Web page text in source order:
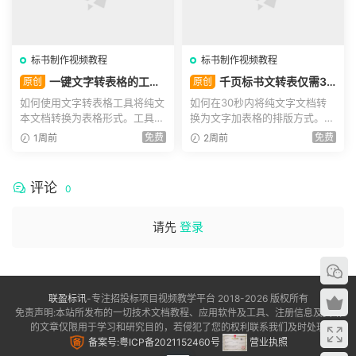
标书制作视频教程
原创
一键文字转表格的工
具，标书一键排版工具使用教
程
如何使用文字转表格工具将纯文
本文档转换为表格形式。工具提
供两种排版模式：a排版...
1周前 免费
标书制作视频教程
原创
千页标书文转表仅需3
秒！标书批量文字转表格的小
工具！
如何在30秒内将纯文字文档转
换为文字加表格的排版方式。通
过使用文转表工具，选择...
2周前 免费
评论 0
请先 登录
联盈标讯-专注招投标项目视频教学平台 2018-2026 版权所有
免责声明:本站所发布的一切技术文档教程、应用软件及工具、注册信息及资讯
的文章仅限用于学习和研究目的，若侵犯了您的权利联系我们及时处理
备案号:粤ICP备2021152460号
营业执照